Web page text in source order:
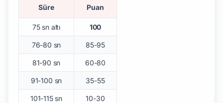
Süre Puan
75 sn altı 100
76-80 sn 85-95
81-90 sn 60-80
91-100 sn 35-55
101-115 sn 10-30